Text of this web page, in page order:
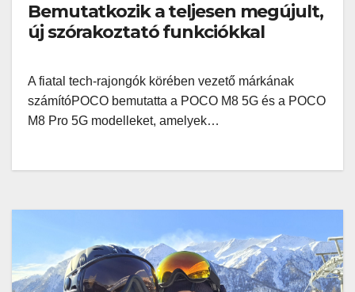
Bemutatkozik a teljesen megújult,
új szórakoztató funkciókkal
A fiatal tech-rajongók körében vezető márkának
számítóPOCO bemutatta a POCO M8 5G és a POCO
M8 Pro 5G modelleket, amelyek…